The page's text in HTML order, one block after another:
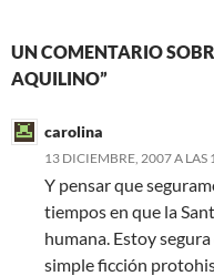
UN COMENTARIO
AQUILINO”
carolina
13 DICIEMBRE, 2007 A LAS
Y pensar que
tiempos en que la
humana. Estoy
simple ficción